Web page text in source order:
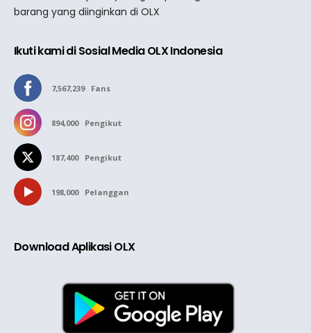
barang yang diinginkan di OLX
Ikuti kami di Sosial Media OLX Indonesia
7,567,239 Fans
894,000 Pengikut
187,400 Pengikut
198,000 Pelanggan
Download Aplikasi OLX